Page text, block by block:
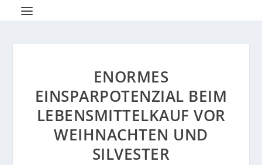
ENORMES
EINSPARPOTENZIAL BEIM
LEBENSMITTELKAUF VOR
WEIHNACHTEN UND
SILVESTER